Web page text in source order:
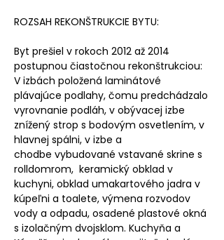
ROZSAH REKONŠTRUKCIE BYTU:
Byt prešiel v rokoch 2012 až 2014
postupnou čiastočnou rekonštrukciou:
V izbách položená laminátové
plávajúce podlahy, čomu predchádzalo
vyrovnanie podláh, v obývacej izbe
znížený strop s bodovým osvetlením, v
hlavnej spálni, v izbe a
chodbe vybudované vstavané skrine s
rolldomrom, keramický obklad v
kuchyni, obklad umakartového jadra v
kúpeľni a toalete, výmena rozvodov
vody a odpadu, osadené plastové okná
s izolačným dvojsklom. Kuchyňa a